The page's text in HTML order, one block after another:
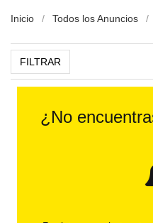
Inicio Todos los Anuncios
FILTRAR
¿No